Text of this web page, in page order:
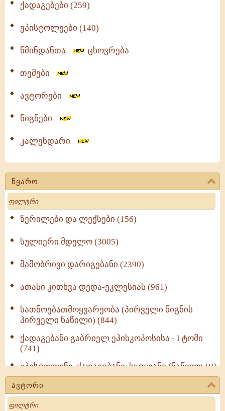
ქადაგებები (259)
ეპისტოლეები (140)
წმინდანთა ცხოვრება
თემები
ავტორები
წიგნები
კალენდარი
წყარო
Search
წერილები და ლექსები (156)
სულიერი მდელო (3005)
მამობრივი დარიგებანი (2390)
ათასი კითხვა დედა-ეკლესიას (961)
სათნოებათმოყვარეობა (პირველი წიგნის
პირველი ნაწილი) (844)
ქადაგებანი გაბრიელ ეპისკოპოსისა - I ტომი
(741)
ეპისტოლენი, ქადაგებანი, სიტყვანი (ნაწილი III)
(723)
მოძღვრის ძალზე სასარგებლო რჩევები
მრევლისათვის (545)
ავტორი
Search